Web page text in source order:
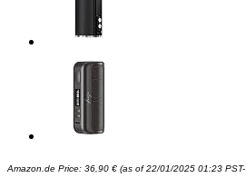
Amazon.de Price: 36,90 € (as of 22/01/2025 01:23 PST-